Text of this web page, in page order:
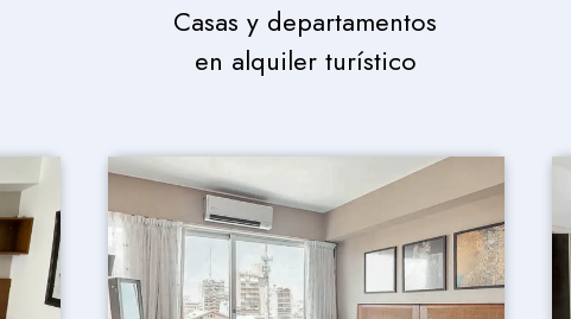
Casas y departamentos
en alquiler turístico